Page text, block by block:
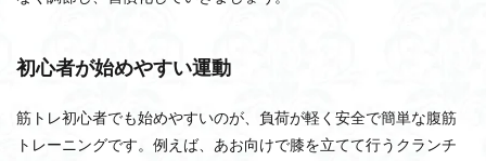
初心者が始めやすい運動
筋トレ初心者でも始めやすいのが、負荷が軽く安全で簡単な腹筋
トレーニングです。例えば、あお向けで膝を立てて行うクランチ